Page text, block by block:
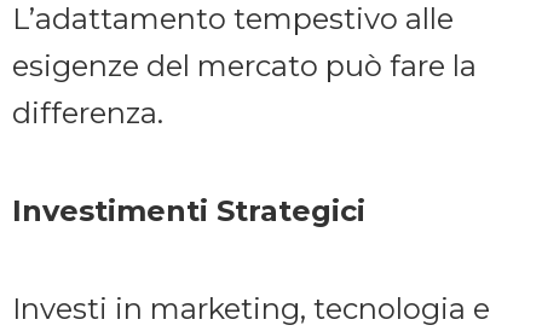
L’adattamento tempestivo alle
esigenze del mercato può fare la
differenza.
Investimenti Strategici
Investi in marketing, tecnologia e